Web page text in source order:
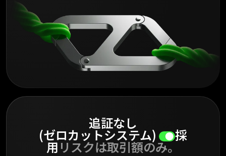
追証なし
(ゼロカットシステム) 採
用 リスクは取引額のみ。